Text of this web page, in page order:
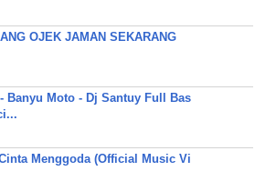
OJEK JAMAN SEKARANG
Banyu Moto - Dj Santuy Full Bas
Menggoda (Official Music Vi